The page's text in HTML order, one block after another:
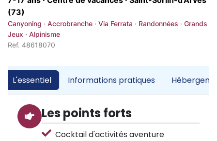
(73)
Canyoning · Accrobranche · Via Ferrata · Randonnées · Grands
Jeux · Alpinisme
Ref. 48618070
L'essentiel Informations pratiques
Les points forts
Cocktail d'activités aventure